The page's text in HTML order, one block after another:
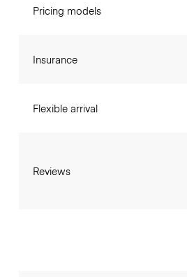
Pricing models
Insurance
Flexible arrival
Reviews